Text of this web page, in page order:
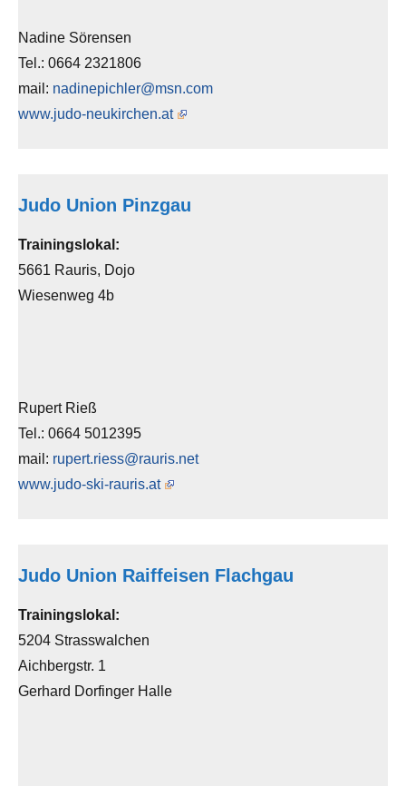
Nadine Sörensen
Tel.: 0664 2321806
mail: nadinepichler@msn.com
www.judo-neukirchen.at
Judo Union Pinzgau
Trainingslokal:
5661 Rauris, Dojo
Wiesenweg 4b
Rupert Rieß
Tel.: 0664 5012395
mail: rupert.riess@rauris.net
www.judo-ski-rauris.at
Judo Union Raiffeisen Flachgau
Trainingslokal:
5204 Strasswalchen
Aichbergstr. 1
Gerhard Dorfinger Halle